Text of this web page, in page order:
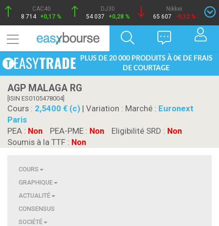
CAC40
8 714 +0,17 %
DJ30
54 037
+0,28 %
Nikkei
65 607
-0,12 %
PLUS DE 20 000 PRODUITS À 0€ DE FRAIS
DE COURTAGE
AGP MALAGA RG
[ISIN ES0105478004]
Cours : 2,5400 € (c) | Variation : Marché : Euronext
Paris
PEA : Non PEA-PME : Non Eligibilité SRD : Non
Soumis à la TTF : Non
COURS
GRAPHIQUE
ACTUALITÉ
CONSENSUS
SOCIÉTÉ